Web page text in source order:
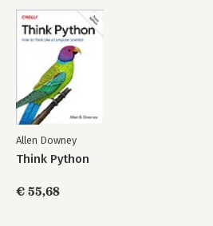
Allen Downey
Think Python
€ 55,68